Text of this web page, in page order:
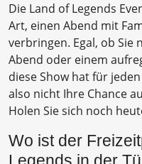
Die Land of Legends
Art, einen Abend mit
verbringen. Egal, ob Sie
Abend oder einem
diese Show hat für
also nicht Ihre Chance
Holen Sie sich noch
Wo ist der